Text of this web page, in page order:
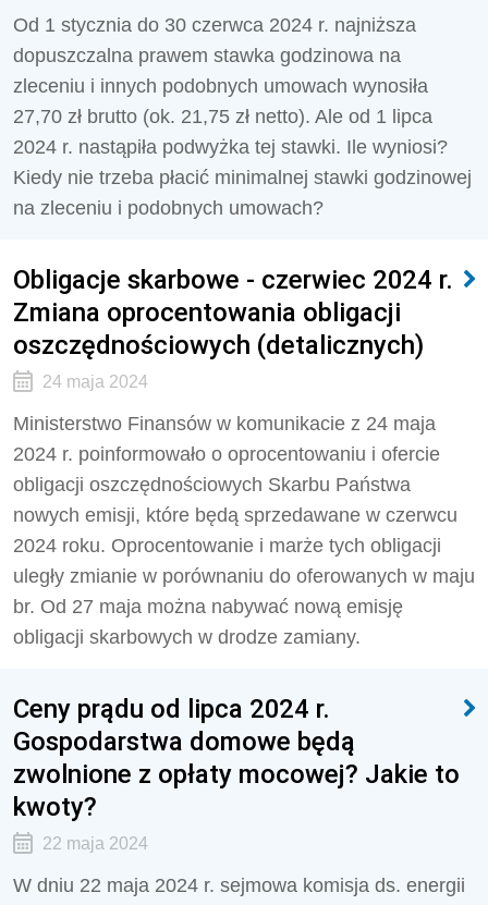
Od 1 stycznia do 30 czerwca 2024 r. najniższa
dopuszczalna prawem stawka godzinowa na
zleceniu i innych podobnych umowach wynosiła
27,70 zł brutto (ok. 21,75 zł netto). Ale od 1 lipca
2024 r. nastąpiła podwyżka tej stawki. Ile wyniosi?
Kiedy nie trzeba płacić minimalnej stawki godzinowej
na zleceniu i podobnych umowach?
Obligacje skarbowe - czerwiec 2024 r.
Zmiana oprocentowania obligacji
oszczędnościowych (detalicznych)
24 maja 2024
Ministerstwo Finansów w komunikacie z 24 maja
2024 r. poinformowało o oprocentowaniu i ofercie
obligacji oszczędnościowych Skarbu Państwa
nowych emisji, które będą sprzedawane w czerwcu
2024 roku. Oprocentowanie i marże tych obligacji
uległy zmianie w porównaniu do oferowanych w maju
br. Od 27 maja można nabywać nową emisję
obligacji skarbowych w drodze zamiany.
Ceny prądu od lipca 2024 r.
Gospodarstwa domowe będą
zwolnione z opłaty mocowej? Jakie to
kwoty?
22 maja 2024
W dniu 22 maja 2024 r. sejmowa komisja ds. energii